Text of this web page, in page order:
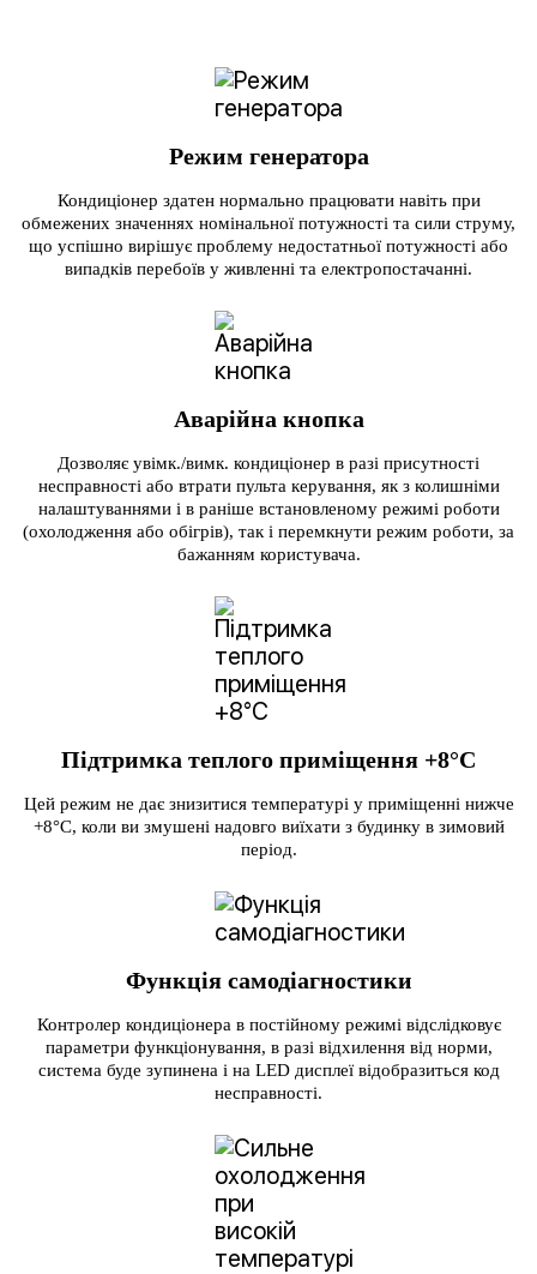
Режим генератора
Кондиціонер здатен нормально працювати навіть при
обмежених значеннях номінальної потужності та сили струму,
що успішно вирішує проблему недостатньої потужності або
випадків перебоїв у живленні та електропостачанні.
Аварійна кнопка
Дозволяє увімк./вимк. кондиціонер в разі присутності
несправності або втрати пульта керування, як з колишніми
налаштуваннями і в раніше встановленому режимі роботи
(охолодження або обігрів), так і перемкнути режим роботи, за
бажанням користувача.
Підтримка теплого приміщення +8°C
Цей режим не дає знизитися температурі у приміщенні нижче
+8°C, коли ви змушені надовго виїхати з будинку в зимовий
період.
Функція самодіагностики
Контролер кондиціонера в постійному режимі відслідковує
параметри функціонування, в разі відхилення від норми,
система буде зупинена і на LED дисплеї відобразиться код
несправності.